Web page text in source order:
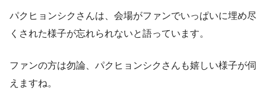
パクヒョンシクさんは、会場がファンでいっぱいに埋め尽
くされた様子が忘れられないと語っています。
ファンの方は勿論、パクヒョンシクさんも嬉しい様子が伺
えますね。